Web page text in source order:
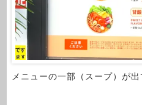
メニューの一部（スープ）が出